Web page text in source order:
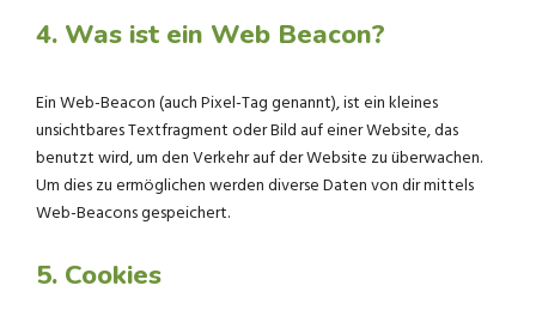
4. Was ist ein Web Beacon?
Ein Web-Beacon (auch Pixel-Tag genannt), ist ein kleines
unsichtbares Textfragment oder Bild auf einer Website, das
benutzt wird, um den Verkehr auf der Website zu überwachen.
Um dies zu ermöglichen werden diverse Daten von dir mittels
Web-Beacons gespeichert.
5. Cookies